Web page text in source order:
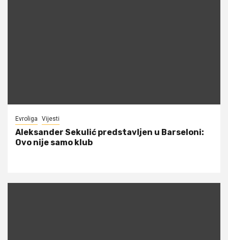
Evroliga Vijesti
Aleksander Sekulić predstavljen u Barseloni:
Ovo nije samo klub